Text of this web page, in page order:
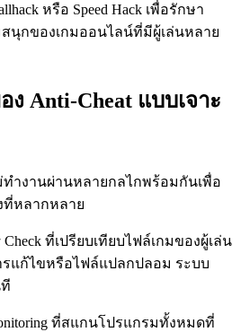
หรือ Speed Hack เพื่อรักษา
นุกของเกมออนไลน์ที่มีผู้เล่นหลาย
Anti-Cheat แบบเจาะ
ทำงานผ่านหลายกลไกพร้อมกันเพื่อ
ที่หลากหลาย
ที่เปรียบเทียบไฟล์เกมของผู้เล่น
แก้ไขหรือไฟล์แปลกปลอม ระบบ
ที่สแกนโปรแกรมทั้งหมดที่